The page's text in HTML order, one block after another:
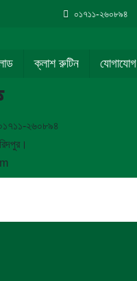
০১৭১১-২৬০৮৯৪
ক্লাশ রুটিন যোগাযোগ
২৬০৮৯৪